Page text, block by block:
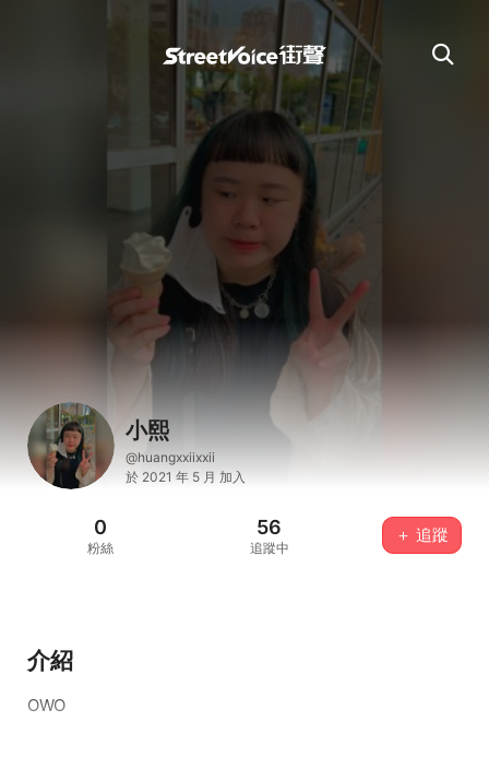
小熙
@huangxxiixxii
於 2021 年 5 月 加入
0
粉絲
56
追蹤中
＋ 追蹤
介紹
OWO